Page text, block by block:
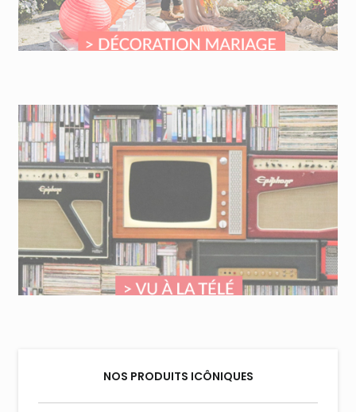
NOS PRODUITS ICÔNIQUES